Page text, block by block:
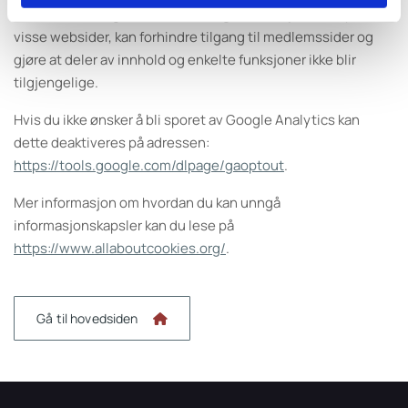
harddisk. Dette gir imidlertid dårligere funksjonalitet på
visse websider, kan forhindre tilgang til medlemssider og
gjøre at deler av innhold og enkelte funksjoner ikke blir
tilgjengelige.
Hvis du ikke ønsker å bli sporet av Google Analytics kan
dette deaktiveres på adressen:
https://tools.google.com/dlpage/gaoptout.
Mer informasjon om hvordan du kan unngå
informasjonskapsler kan du lese på
https://www.allaboutcookies.org/.
Gå til hovedsiden